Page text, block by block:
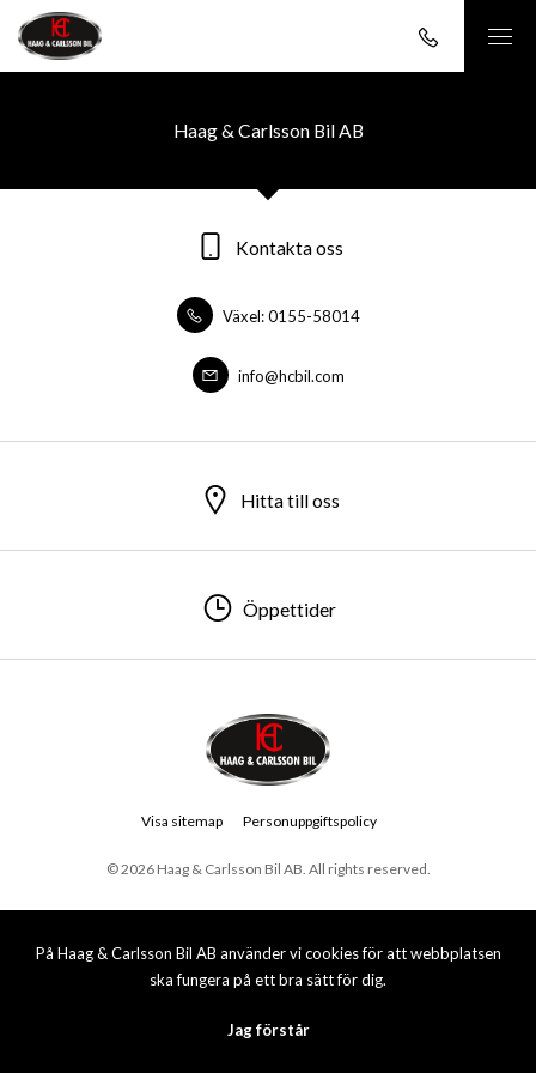
På Haag & Carlsson Bil AB använder vi cookies för att webbplatsen
ska fungera på ett bra sätt för dig.
Jag förstår
Haag & Carlsson Bil AB
Kontakta oss
Växel: 0155-58014
info@hcbil.com
Hitta till oss
Öppettider
© 2026 Haag & Carlsson Bil AB. All rights reserved.
Visa sitemap Personuppgiftspolicy